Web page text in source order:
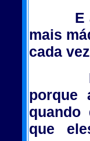
E a
mais
cada
Não
porque
quando
que